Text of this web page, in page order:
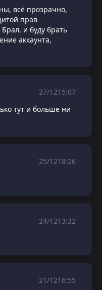
всё прозрачно,
прав
и буду брать
аккаунта,
27/1215:07
тут и больше ни
25/1218:26
24/1213:32
21/1216:55